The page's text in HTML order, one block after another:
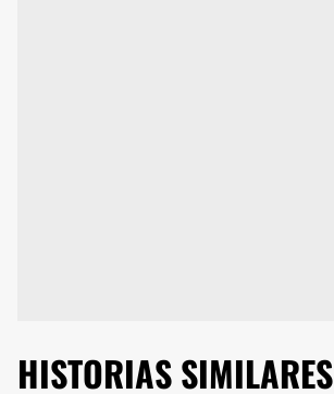
HISTORIAS SIMILARES